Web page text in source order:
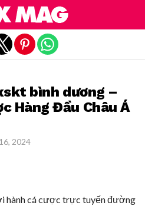
bình dương –
Hàng Đầu Châu Á
2024
hành cá cược trực tuyến đường
version